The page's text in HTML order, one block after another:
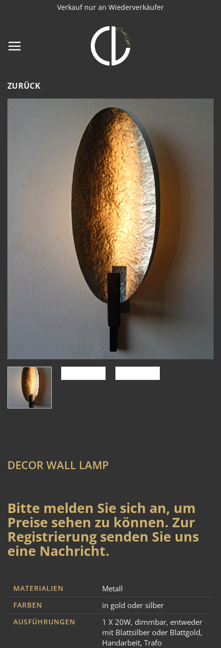
Verkauf nur an Wiederverkäufer
ZURÜCK
DECOR WALL LAMP
Bitte melden Sie sich an, um
Preise sehen zu können. Zur
Registrierung senden Sie uns
eine Nachricht.
MATERIALIEN Metall
FARBEN in gold oder silber
AUSFÜHRUNGEN 1 X 20W, dimmbar, entweder
mit Blattsilber oder Blattgold,
Handarbeit, Trafo